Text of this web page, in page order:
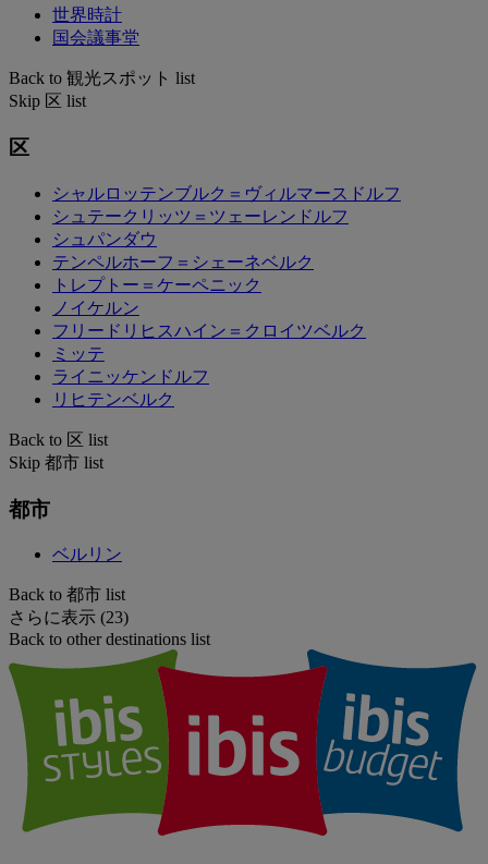
世界時計
国会議事堂
Back to 観光スポット list
Skip 区 list
区
シャルロッテンブルク＝ヴィルマースドルフ
シュテークリッツ＝ツェーレンドルフ
シュパンダウ
テンペルホーフ＝シェーネベルク
トレプトー＝ケーペニック
ノイケルン
フリードリヒスハイン＝クロイツベルク
ミッテ
ライニッケンドルフ
リヒテンベルク
Back to 区 list
Skip 都市 list
都市
ベルリン
Back to 都市 list
さらに表示 (23)
Back to other destinations list